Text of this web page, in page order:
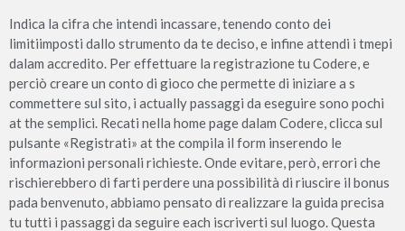
Indica la cifra che intendi incassare, tenendo conto dei
limitiimposti dallo strumento da te deciso, e infine attendi i tmepi
dalam accredito. Per effettuare la registrazione tu Codere, e
perciò creare un conto di gioco che permette di iniziare a s
commettere sul sito, i actually passaggi da eseguire sono pochi
at the semplici. Recati nella home page dalam Codere, clicca sul
pulsante «Registrati» at the compila il form inserendo le
informazioni personali richieste. Onde evitare, però, errori che
rischierebbero di farti perdere una possibilità di riuscire il bonus
pada benvenuto, abbiamo pensato di realizzare la guida precisa
tu tutti i passaggi da seguire each iscriverti sul luogo. Questa